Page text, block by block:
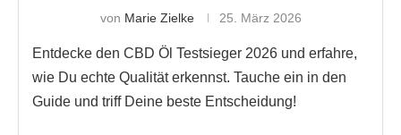
von Marie Zielke 25. März 2026
Entdecke den CBD Öl Testsieger 2026 und erfahre,
wie Du echte Qualität erkennst. Tauche ein in den
Guide und triff Deine beste Entscheidung!